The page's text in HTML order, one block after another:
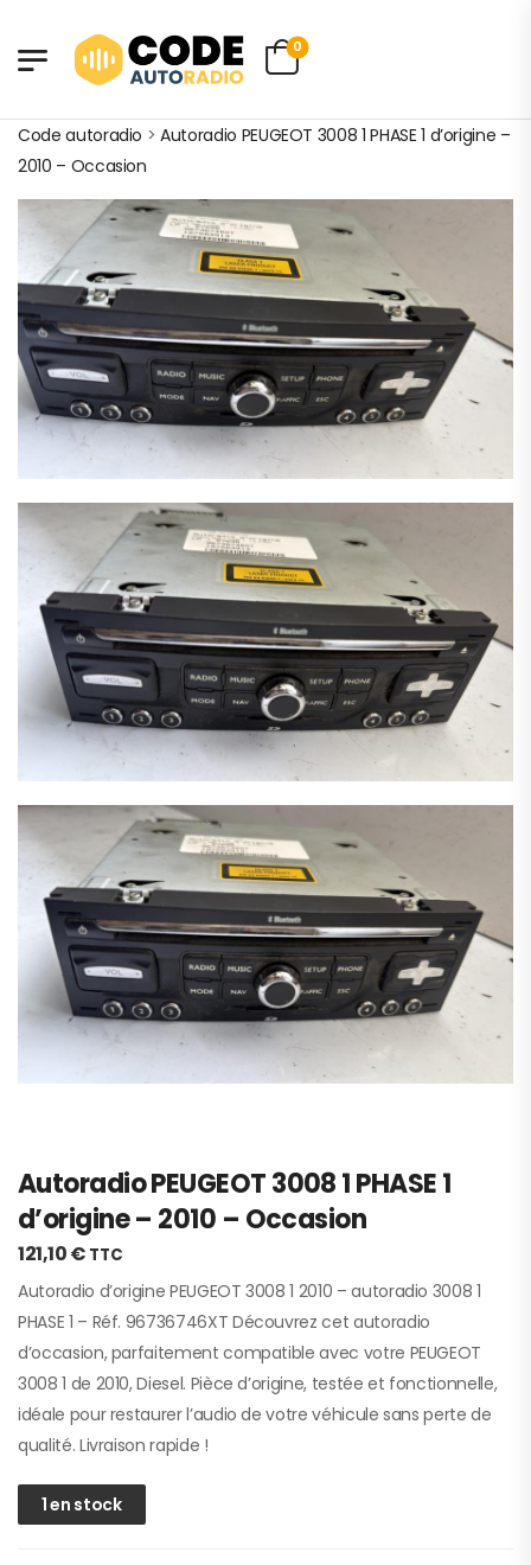
0
Code autoradio >Autoradio PEUGEOT 3008 1 PHASE 1 d’origine –
2010 – Occasion
Autoradio PEUGEOT 3008 1 PHASE 1
d’origine – 2010 – Occasion
121,10€ TTC
Autoradio d’origine PEUGEOT 3008 1 2010 – autoradio 3008 1
PHASE 1 – Réf. 96736746XT Découvrez cet autoradio
d’occasion, parfaitement compatible avec votre PEUGEOT
3008 1 de 2010, Diesel. Pièce d’origine, testée et fonctionnelle,
idéale pour restaurer l’audio de votre véhicule sans perte de
qualité. Livraison rapide !
1 en stock